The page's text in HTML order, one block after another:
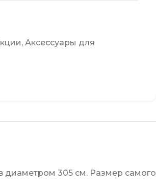
, Аксессуары для
диаметром 305 см. Размер самого